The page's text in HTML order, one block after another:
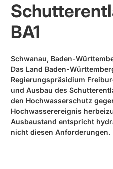
BA1
Schwanau, Baden-
Das Land Baden-
Regierungspräsidium
und Ausbau des
den Hochwasserschutz
Hochwasserereignis
Ausbaustand entspricht
nicht diesen Anforderungen.